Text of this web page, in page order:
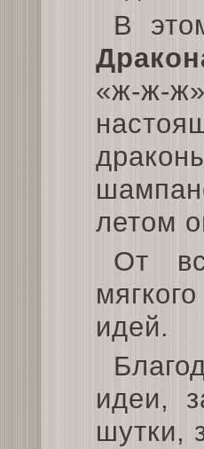
В
«ж-ж-
летом
От
идей.
идеи,
шутки,